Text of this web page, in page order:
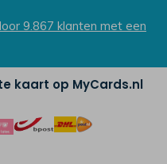
9.867 klanten met een
kaart op MyCards.nl